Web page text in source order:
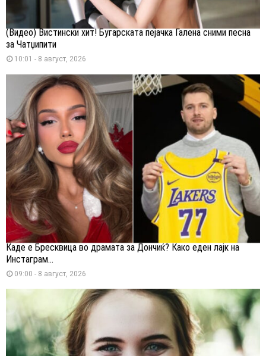
(Видео) Вистински хит! Бугарската пејачка Галена сними песна
за Чатџипити
10:01 - 8 август, 2026
Каде е Бресквица во драмата за Дончиќ? Како еден лајк на
Инстаграм...
09:00 - 8 август, 2026